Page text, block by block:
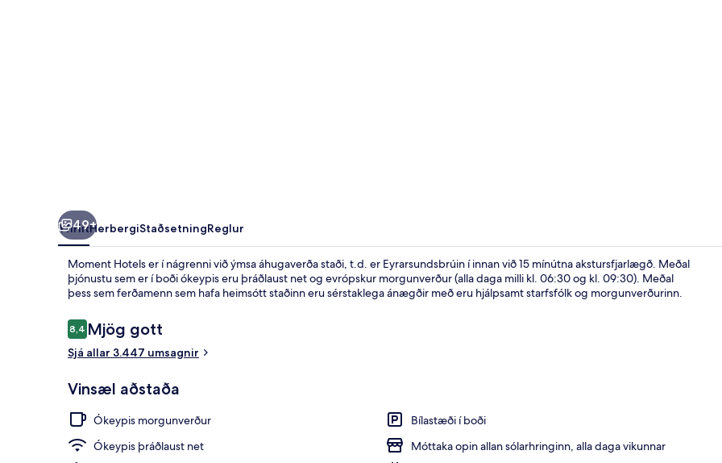
Double
49+
YfirlitHerbergiStaðsetningReglur
Moment Hotels er í nágrenni við ýmsa áhugaverða staði, t.d. er Eyrarsundsbrúin í innan við 15 mínútna akstursfjarlægð. Meðal
þjónustu sem er í boði ókeypis eru þráðlaust net og evrópskur morgunverður (alla daga milli kl. 06:30 og kl. 09:30). Meðal
þess sem ferðamenn sem hafa heimsótt staðinn eru sérstaklega ánægðir með eru hjálpsamt starfsfólk og morgunverðurinn.
Umsagnir
8,48,4 af 10
Mjög gott
Sjá allar 3.447 umsagnir
Vinsæl aðstaða
Ókeypis morgunverður
Bílastæði í boði
Ókeypis þráðlaust net
Móttaka opin allan sólarhringinn, alla daga vikunnar